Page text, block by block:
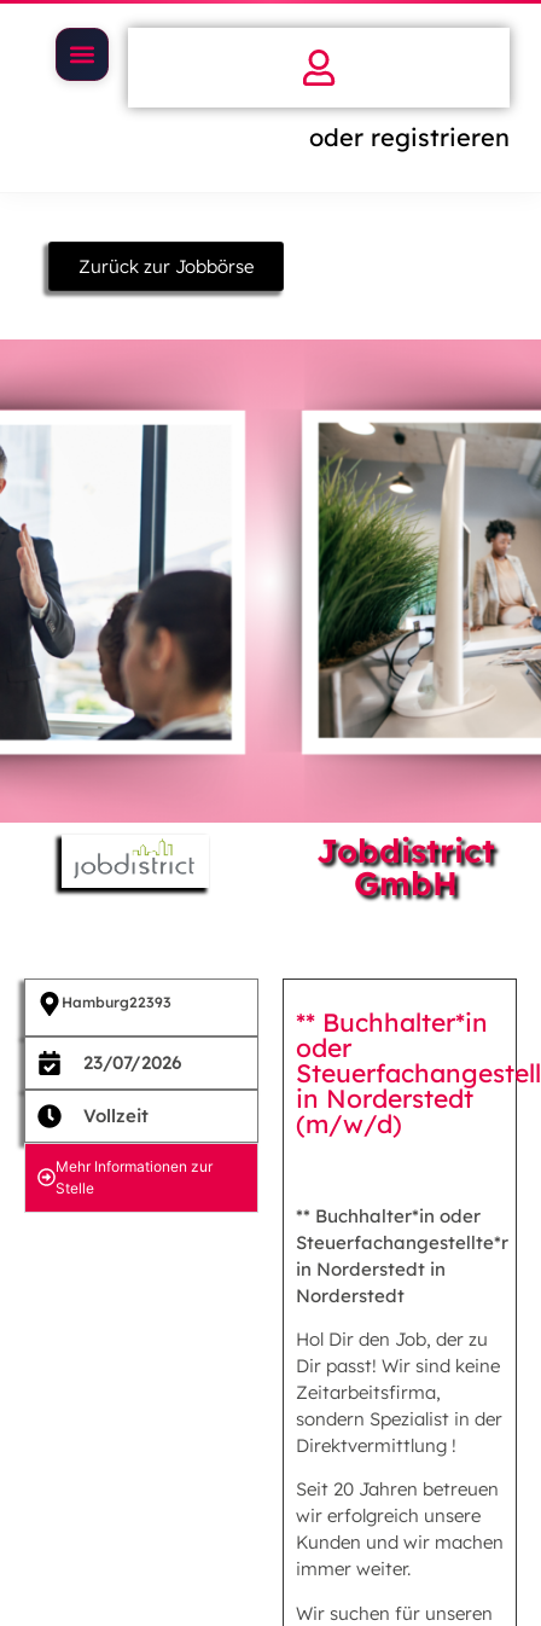
oder registrieren
Zurück zur Jobbörse
Jobdistrict
GmbH
Hamburg22393
23/07/2026
Vollzeit
Mehr Informationen zur
Stelle
** Buchhalter*in
oder
in Norderstedt
(m/w/d)
** Buchhalter*in oder
Steuerfachangestellte*r
in Norderstedt in
Norderstedt
Hol Dir den Job, der zu
Dir passt! Wir sind keine
Zeitarbeitsfirma,
sondern Spezialist in der
Direktvermittlung !
Seit 20 Jahren betreuen
wir erfolgreich unsere
Kunden und wir machen
immer weiter.
Wir suchen für unseren